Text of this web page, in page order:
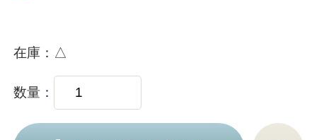
在庫 △
数量